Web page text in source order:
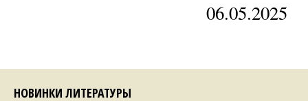
06.05.2025
НОВИНКИ ЛИТЕРАТУРЫ